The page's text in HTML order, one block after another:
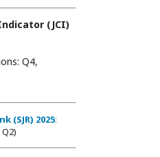
(JCI)
Q4,
(SJR) 2025: